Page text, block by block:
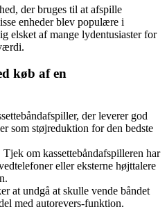
der bruges til at afspille
enheder blev populære i
elsket af mange lydentusiaster for
køb af en
der leverer god
som støjreduktion for den bedste
Tjek om kassettebåndafspilleren har
eller eksterne højttalere
at undgå at skulle vende båndet
med autorevers-funktion.